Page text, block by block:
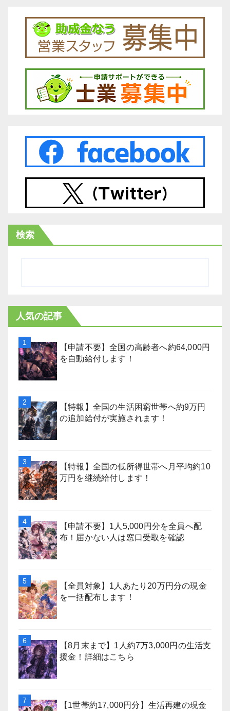
検索
人気の記事
【申請不要】全国の高齢者へ約64,000円
を自動給付します！
【特報】全国の生活困窮世帯へ約9万円
の追加給付が実施されます！
【特報】全国の低所得世帯へ月平均約10
万円を継続給付します！
【申請不要】1人5,000円分を全員へ配
布！届かない人は窓口受取を確認
【全員対象】1人あたり20万円分の現金
を一括配布します！
【8月末まで】1人約7万3,000円の生活支
援金！詳細はこちら
【1世帯約17,000円分】生活再建の現金